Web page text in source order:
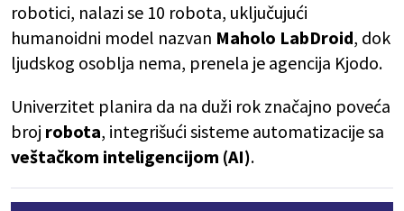
robotici, nalazi se 10 robota, uključujući
humanoidni model nazvan Maholo LabDroid, dok
ljudskog osoblja nema, prenela je agencija Kjodo.
Univerzitet planira da na duži rok značajno poveća
broj robota, integrišući sisteme automatizacije sa
veštačkom inteligencijom (AI).